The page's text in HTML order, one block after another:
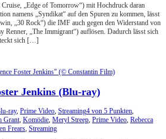
„Edge of Tomorrow“) mit Hochdruck daran
namens „Syndikat“ auf den Spuren zu kommen, lässt
„30 Rock“) die IMF auch gegen den Widerstand von
Renner, „The Immigrant“) auflösen. Dadurch lässt sich
sich […]
Jenkins (Blu-ray)
ray, Prime Video Streaming4 von 5 Punkten
Grant Komödie Meryl Streep Prime Video Rebecca
Frears Streaming